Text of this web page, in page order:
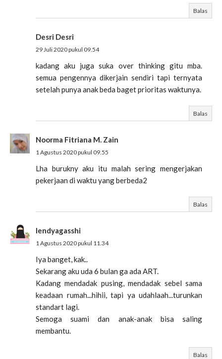
Balas
Desri Desri
29 Juli 2020 pukul 09.54
kadang aku juga suka over thinking gitu mba.
semua pengennya dikerjain sendiri tapi ternyata
setelah punya anak beda baget prioritas waktunya.
Balas
Noorma Fitriana M. Zain
1 Agustus 2020 pukul 09.55
Lha burukny aku itu malah sering mengerjakan
pekerjaan di waktu yang berbeda2
Balas
lendyagasshi
1 Agustus 2020 pukul 11.34
Iya banget, kak..
Sekarang aku uda 6 bulan ga ada ART.
Kadang mendadak pusing, mendadak sebel sama
keadaan rumah...hihii, tapi ya udahlaah...turunkan
standart lagi.
Semoga suami dan anak-anak bisa saling
membantu.
Balas